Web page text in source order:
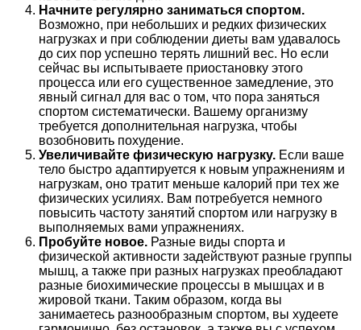
Начните регулярно заниматься спортом.
Возможно, при небольших и редких физических
нагрузках и при соблюдении диеты вам удавалось
до сих пор успешно терять лишний вес. Но если
сейчас вы испытываете приостановку этого
процесса или его существенное замедление, это
явный сигнал для вас о том, что пора заняться
спортом систематически. Вашему организму
требуется дополнительная нагрузка, чтобы
возобновить похудение.
Увеличивайте физическую нагрузку. Если ваше
тело быстро адаптируется к новым упражнениям и
нагрузкам, оно тратит меньше калорий при тех же
физических усилиях. Вам потребуется немного
повысить частоту занятий спортом или нагрузку в
выполняемых вами упражнениях.
Пробуйте новое. Разные виды спорта и
физической активности задействуют разные группы
мышц, а также при разных нагрузках преобладают
разные биохимические процессы в мышцах и в
жировой ткани. Таким образом, когда вы
занимаетесь разнообразным спортом, вы худеете